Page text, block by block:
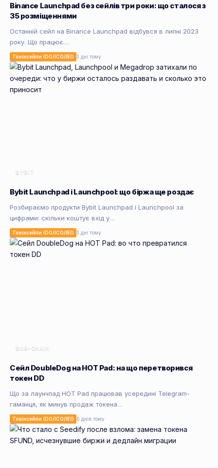
Binance Launchpad без сейлів три роки: що сталося з
35 розміщеннями
Останній сейл на Binance Launchpad відбувся в липні 2023
року. Що працює…
Токінсейли IDO/ICO/IEO 3 дні тому
BYBIT
Bybit Launchpad і Launchpool: що біржа ще роздає
Розбираємо продукти Bybit Launchpad і Launchpool за
цифрами: скільки коштує вхід у…
Токінсейли IDO/ICO/IEO 3 дні тому
BNB-CHAIN
Сейл DoubleDog на HOT Pad: на що перетворився
токен DD
Що за лаунчпад HOT Pad працював усередині Telegram-
гаманця, як минув продаж токена…
Токінсейли IDO/ICO/IEO 6 днів тому